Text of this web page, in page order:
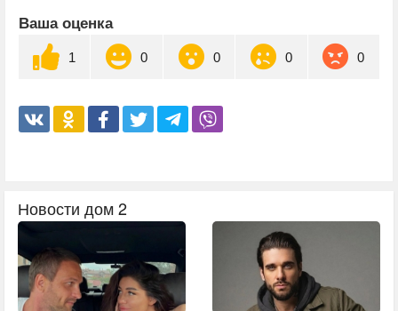
Ваша оценка
1 0 0 0 0
Новости дом 2